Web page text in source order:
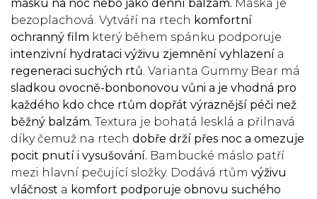
masku na noc nebo jako denní balzám. Maska je
bezoplachová. Vytváří na rtech komfortní
ochranný film který během spánku podporuje
intenzivní hydrataci výživu zjemnění vyhlazení a
regeneraci suchých rtů. Varianta Gummy Bear má
sladkou ovocně-bonbonovou vůni a je vhodná pro
každého kdo chce rtům dopřát výraznější péči než
běžný balzám. Textura je bohatá lesklá a přilnavá
díky čemuž na rtech dobře drží přes noc a omezuje
pocit pnutí i vysušování. Bambucké máslo patří
mezi hlavní pečující složky. Dodává rtům výživu
vláčnost a komfort podporuje obnovu suchého